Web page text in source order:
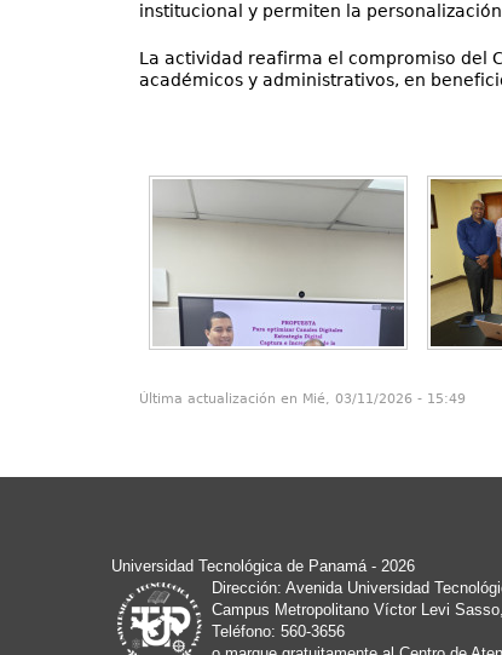
institucional y permiten la
La actividad reafirma el compromiso del
académicos y administrativos, en
Última actualización en Mié, 03/11/2026 - 15:49
Universidad Tecnológica de Panamá- 2026
Dirección: Avenida Universidad
Campus Metropolitano Víctor Levi
Teléfono: 560-3656